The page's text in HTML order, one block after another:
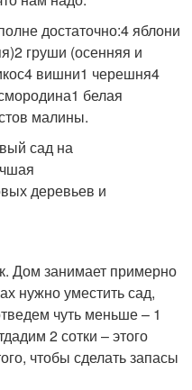
достаточно:4 яблони
груши (осенняя и
вишни1 черешня4
белая
малины.
Дом занимает примерно
нужно уместить сад,
чуть меньше – 1
2 сотки – этого
чтобы сделать запасы